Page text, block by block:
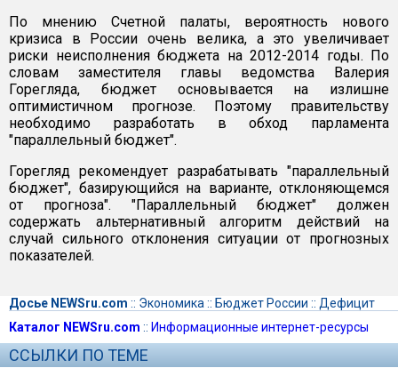
По мнению Счетной палаты, вероятность нового
кризиса в России очень велика, а это увеличивает
риски неисполнения бюджета на 2012-2014 годы. По
словам заместителя главы ведомства Валерия
Горегляда, бюджет основывается на излишне
оптимистичном прогнозе. Поэтому правительству
необходимо разработать в обход парламента
"параллельный бюджет".
Горегляд рекомендует разрабатывать "параллельный
бюджет", базирующийся на варианте, отклоняющемся
от прогноза". "Параллельный бюджет" должен
содержать альтернативный алгоритм действий на
случай сильного отклонения ситуации от прогнозных
показателей.
Досье NEWSru.com :: Экономика :: Бюджет России :: Дефицит
Каталог NEWSru.com :: Информационные интернет-ресурсы
ССЫЛКИ ПО ТЕМЕ